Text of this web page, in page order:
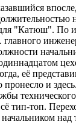
"Катюш". По
главного
её
и
тип-топ.